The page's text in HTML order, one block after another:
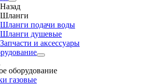
Назад
Шланги
Шланги подачи воды
Шланги душевые
Запчасти и аксессуары
оборудование
газовые